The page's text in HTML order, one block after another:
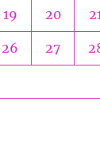
19 20 21
26 27